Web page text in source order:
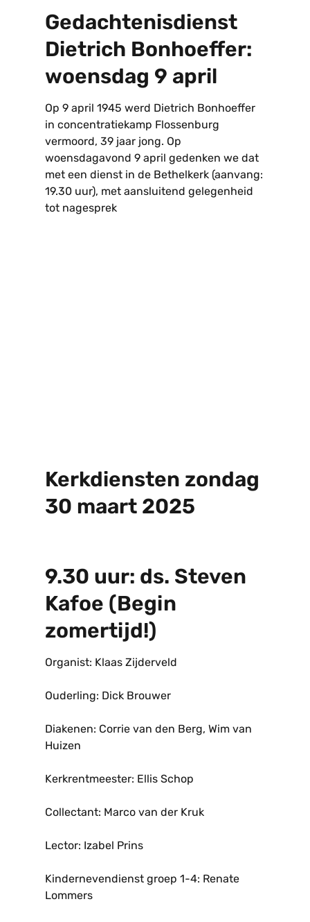
Gedachtenisdienst
Dietrich Bonhoeffer:
woensdag 9 april
Op 9 april 1945 werd Dietrich Bonhoeffer
in concentratiekamp Flossenburg
vermoord, 39 jaar jong. Op
woensdagavond 9 april gedenken we dat
met een dienst in de Bethelkerk (aanvang:
19.30 uur), met aansluitend gelegenheid
tot nagesprek
Kerkdiensten zondag
30 maart 2025
9.30 uur: ds. Steven
Kafoe (Begin
zomertijd!)
Organist: Klaas Zijderveld
Ouderling: Dick Brouwer
Diakenen: Corrie van den Berg, Wim van
Huizen
Kerkrentmeester: Ellis Schop
Collectant: Marco van der Kruk
Lector: Izabel Prins
Kindernevendienst groep 1-4: Renate
Lommers